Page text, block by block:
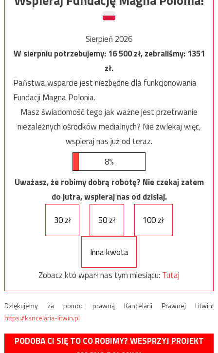
Sierpień 2026
W sierpniu potrzebujemy:16 500zł, zebraliśmy:1351
zł.
Państwa wsparcie jest niezbędne dla funkcjonowania
Fundacji Magna Polonia.
Masz świadomość tego jak ważne jest przetrwanie
niezależnych ośrodków medialnych? Nie zwlekaj więc,
wspieraj nas już od teraz.
8%
Uważasz, że robimy dobrą robotę? Nie czekaj zatem
do jutra, wspieraj nas od dzisiaj.
30 zł
50 zł 100 zł
Inna kwota
Zobacz kto wparł nas tym miesiącu: Tutaj
Dziękujemy za pomoc prawną Kancelarii Prawnej Litwin:
https://kancelaria-litwin.pl
PODOBA CI SIĘ TO CO ROBIMY? WESPRZYJ PROJEKT